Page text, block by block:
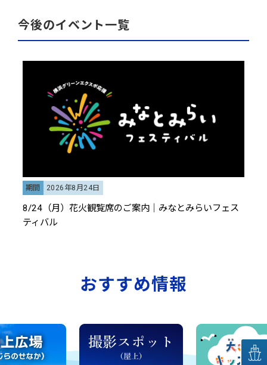
今後のイベント一覧
期間 2026年8月24日
8/24（月）花火観覧席のご案内｜みなとみらいフェス
ティバル
おすすめ情報